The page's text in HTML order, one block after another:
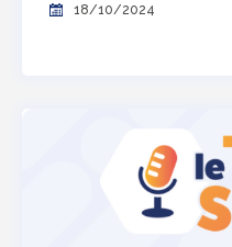
18/10/2024